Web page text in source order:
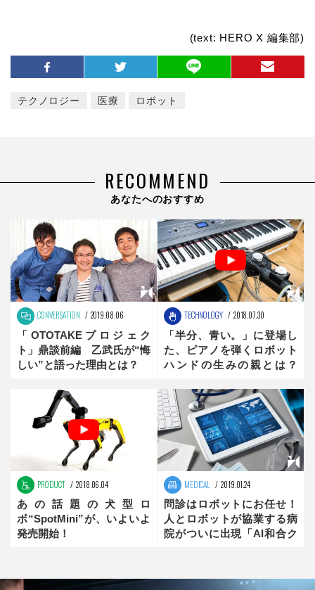
(text: HERO X 編集部)
テクノロジー 医療 ロボット
RECOMMEND
あなたへのおすすめ
CONVERSATION 2019.08.06
「OTOTAKEプロジェク
ト」鼎談前編 乙武氏が“悔
しい”と語った理由とは？
TECHNOLOGY 2018.07.30
「半分、青い。」に登場し
た、ピアノを弾くロボット
ハンドの生みの親とは？
PRODUCT 2018.06.04
あの話題の犬型ロ
ボ“SpotMini”が、いよいよ
発売開始！
MEDICAL 2019.01.24
問診はロボットにお任せ！
人とロボットが協業する病
院がついに出現「AI和合ク